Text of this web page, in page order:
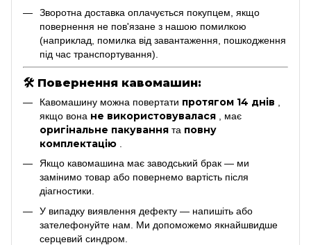
Зворотна доставка оплачується покупцем, якщо
повернення не пов'язане з нашою помилкою
(наприклад, помилка від завантаження, пошкодження
під час транспортування).
🛠 Повернення кавомашин:
Кавомашину можна повертати протягом 14 днів
якщо вона не використовувалася , має
оригінальне пакування та повну
комплектацію
Якщо кавомашина має заводський брак — ми
замінимо товар або повернемо вартість після
діагностики.
У випадку виявлення дефекту — напишіть або
зателефонуйте нам. Ми допоможемо якнайшвидше
серцевий синдром.